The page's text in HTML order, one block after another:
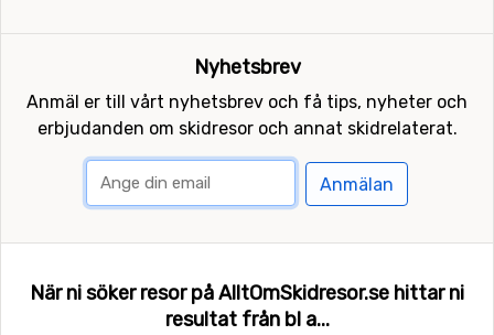
Nyhetsbrev
Anmäl er till vårt nyhetsbrev och få tips, nyheter och
erbjudanden om skidresor och annat skidrelaterat.
Anmälan
När ni söker resor på AlltOmSkidresor.se hittar ni
resultat från bl a...